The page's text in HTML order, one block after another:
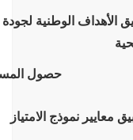
الأهداف الوطنية
حصول
معايير نموذج الامتياز